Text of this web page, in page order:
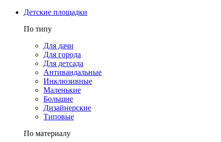
Детские площадки
По типу
Для дачи
Для города
Для детсада
Антивандальные
Инклюзивные
Маленькие
Большие
Дизайнерские
Типовые
По материалу